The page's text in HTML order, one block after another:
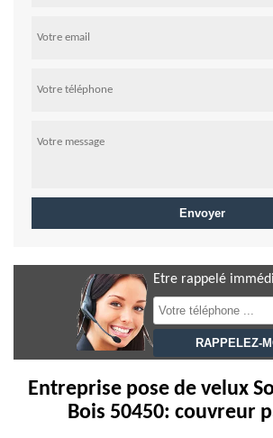
Etre rappelé
Entreprise pose de velux
Bois 50450: couvreur